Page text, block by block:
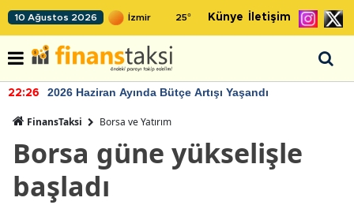
10 Ağustos 2026 25° Künye İletişim
22:26 2026 Haziran Ayında Bütçe Artışı Yaşandı
FinansTaksi Borsa ve Yatırım
Borsa güne yükselişle
başladı